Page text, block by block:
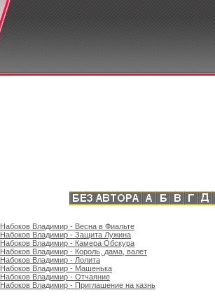
Набоков Владимир - Весна в Фиальте
Набоков Владимир - Защита Лужина
Набоков Владимир - Камера Обскура
Набоков Владимир - Король, дама, валет
Набоков Владимир - Лолита
Набоков Владимир - Машенька
Набоков Владимир - Отчаяние
Набоков Владимир - Приглашение на казнь